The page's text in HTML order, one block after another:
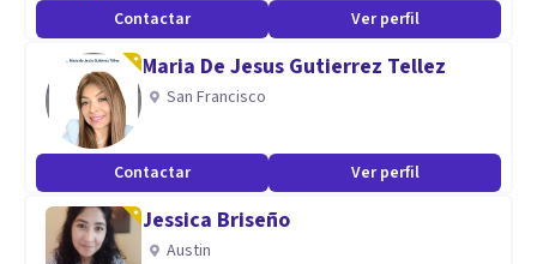
Contactar Ver perfil
Maria De Jesus Gutierrez Tellez
San Francisco
Contactar Ver perfil
Jessica Briseño
Austin